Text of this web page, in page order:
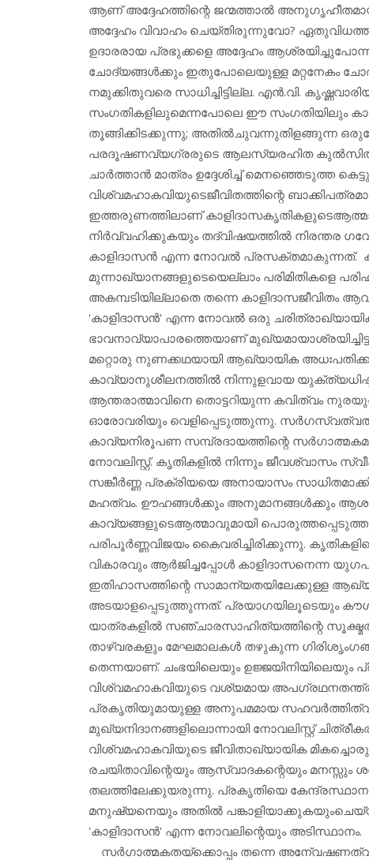
ആണ് അദ്ദേഹത്തിന്റെ ജന്മത്താല്‍
അദ്ദേഹം വിവാഹം ചെയ്തിരുന്നുവോ?
ഉദാരരായ പ്രഭുക്കളെ അദ്ദേഹം
ചോദ്യങ്ങള്‍ക്കും ഇതുപോലെയുള്ള മറ്റനേകം
നമുക്കിതുവരെ സാധിച്ചിട്ടില്ല. എന്‍.വി.
സംഗതികളിലുമെന്നപോലെ ഈ സംഗതിയിലും
തൂങ്ങിക്കിടക്കുന്നു; അതില്‍ചുവന്നുതിളങ്ങുന്ന
പരദൂഷണവ്യഗ്രരുടെ ആലസ്യരഹിത കുല്‍സിത
ചാര്‍ത്താന്‍ മാത്രം ഉദ്ദേശിച്ച് മെനഞ്ഞെടുത്ത
വിശ്വമഹാകവിയുടെജീവിതത്തിന്റെ
ഇത്തരുണത്തിലാണ്
നിര്‍വ്വഹിക്കുകയും തദ്വിഷയത്തില്‍ നിരന്തര
കാളിദാസന്‍ എന്ന നോവല്‍ പ്രസക്തമാകുന്നത്.
മുന്നാഖ്യാനങ്ങളുടെയെല്ലാം പരിമിതികളെ
അകമ്പടിയില്ലാതെ തന്നെ കാളിദാസജീവിതം
'കാളിദാസന്‍' എന്ന നോവല്‍ ഒരു
ഭാവനാവ്യാപാരത്തെയാണ്
മറ്റൊരു നുണക്കഥയായി ആഖ്യായിക
കാവ്യാനുശീലനത്തില്‍ നിന്നുളവായ
ആന്തരാത്മാവിനെ തൊട്ടറിയുന്ന കവിത്വം
ഓരോവരിയും വെളിപ്പെടുത്തുന്നു.
കാവ്യനിരൂപണ സമ്പ്രദായത്തിന്റെ
നോവലിസ്റ്റ്. കൃതികളില്‍ നിന്നും ജീവശ്വാസം
സങ്കീര്‍ണ്ണ പ്രക്രിയയെ അനായാസം
മഹത്വം. ഊഹങ്ങള്‍ക്കും അനുമാനങ്ങള്‍ക്കും
കാവ്യങ്ങളുടെആത്മാവുമായി
പരിപൂര്‍ണ്ണവിജയം കൈവരിച്ചിരിക്കുന്നു.
വികാരവും ആര്‍ജിച്ചപ്പോള്‍ കാളിദാസനെന്ന
ഇതിഹാസത്തിന്റെ സാമാന്യതയിലേക്കുള്ള
അടയാളപ്പെടുത്തുന്നത്. പ്രയാഗയിലൂടെയും
യാത്രകളില്‍ സഞ്ചാരസാഹിത്യത്തിന്റെ
താഴ്‌വരകളും മേഘമാലകള്‍ തഴുകുന്ന
തെന്നയാണ്. ചംഭയിലെയും
വിശ്വമഹാകവിയുടെ വശ്യമായ
പ്രകൃതിയുമായുള്ള അനുപമമായ
മുഖ്യനിദാനങ്ങളിലൊന്നായി നോവലിസ്റ്റ്
വിശ്വമഹാകവിയുടെ ജീവിതാഖ്യായിക
രചയിതാവിന്റെയും ആസ്വാദകന്റെയും മനസ്സും
തലത്തിലേക്കുയരുന്നു. പ്രകൃതിയെ
മനുഷ്യനെയും അതില്‍
'കാളിദാസന്‍' എന്ന നോവലിന്റെയും അടിസ്ഥാനം.
സര്‍ഗാത്മകതയ്‌ക്കൊപ്പം തന്നെ